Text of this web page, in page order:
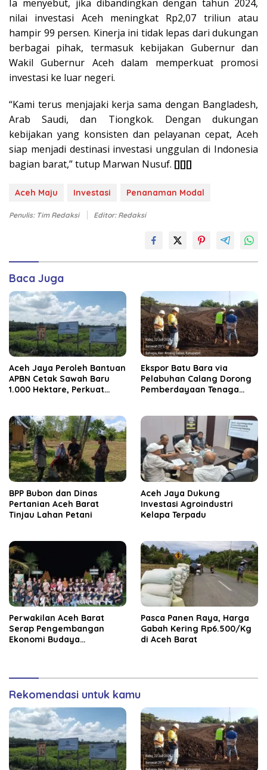
Ia menyebut, jika dibandingkan dengan tahun 2024,
nilai investasi Aceh meningkat Rp2,07 triliun atau
hampir 99 persen. Kinerja ini tidak lepas dari dukungan
berbagai pihak, termasuk kebijakan Gubernur dan
Wakil Gubernur Aceh dalam memperkuat promosi
investasi ke luar negeri.
“Kami terus menjajaki kerja sama dengan Bangladesh,
Arab Saudi, dan Tiongkok. Dengan dukungan
kebijakan yang konsisten dan pelayanan cepat, Aceh
siap menjadi destinasi investasi unggulan di Indonesia
bagian barat,” tutup Marwan Nusuf. [][][]
Aceh Maju Investasi Penanaman Modal
Penulis: Tim Redaksi Editor: Redaksi
Baca Juga
Aceh Jaya Peroleh Bantuan
APBN Cetak Sawah Baru
1.000 Hektare, Perkuat
‎Ekspor Batu Bara via
Pelabuhan Calang Dorong
Pemberdayaan Tenaga
BPP Bubon dan Dinas
Pertanian Aceh Barat
Tinjau Lahan Petani
Aceh Jaya Dukung
Investasi Agroindustri
Kelapa Terpadu
Perwakilan Aceh Barat
Serap Pengembangan
Ekonomi Budaya
Pasca Panen Raya, Harga
Gabah Kering Rp6.500/Kg
di Aceh Barat
Rekomendasi untuk kamu